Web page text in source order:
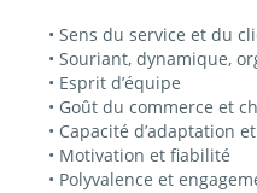
• Sens du service et du
• Souriant, dynamique,
• Esprit d’équipe
• Goût du commerce et
• Capacité d’adaptation
• Motivation et fiabilité
• Polyvalence et